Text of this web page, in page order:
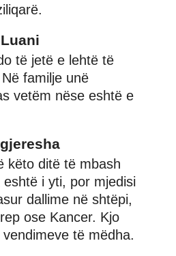
Luani
të jetë e lehtë të
familje unë
vetëm nëse eshtë e
këto ditë të mbash
i yti, por mjedisi
dallime në shtëpi,
ose Kancer. Kjo
të mëdha.